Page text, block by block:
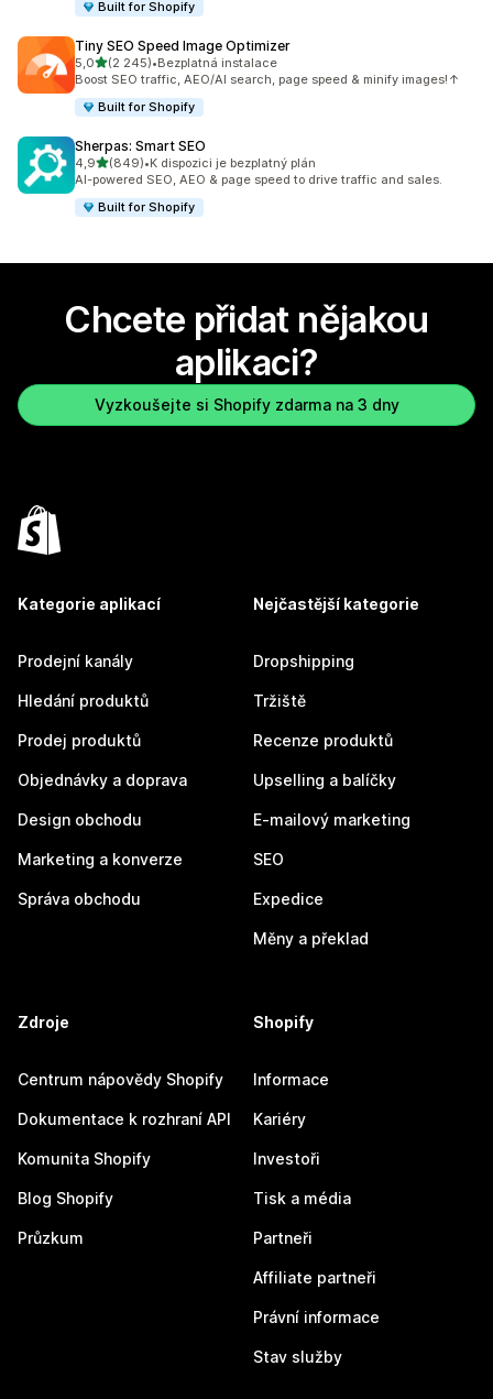
Built for Shopify
Tiny SEO Speed Image Optimizer
5,0z 5 hvězd
(2 245)
Celkový počet recenzí: 2245
•Bezplatná instalace
Boost SEO traffic, AEO/AI search, page speed & minify images!↑
Built for Shopify
Sherpas: Smart SEO
4,9z 5 hvězd
(849)
Celkový počet recenzí: 849
•K dispozici je bezplatný plán
AI-powered SEO, AEO & page speed to drive traffic and sales.
Built for Shopify
Chcete přidat nějakou
aplikaci?
Vyzkoušejte si Shopify zdarma na 3 dny
Kategorie aplikací
Prodejní kanály
Hledání produktů
Prodej produktů
Objednávky a doprava
Design obchodu
Marketing a konverze
Správa obchodu
Nejčastější kategorie
Dropshipping
Tržiště
Recenze produktů
Upselling a balíčky
E-mailový marketing
SEO
Expedice
Měny a překlad
Zdroje
Centrum nápovědy Shopify
Dokumentace k rozhraní API
Komunita Shopify
Blog Shopify
Průzkum
Shopify
Informace
Kariéry
Investoři
Tisk a média
Partneři
Affiliate partneři
Právní informace
Stav služby